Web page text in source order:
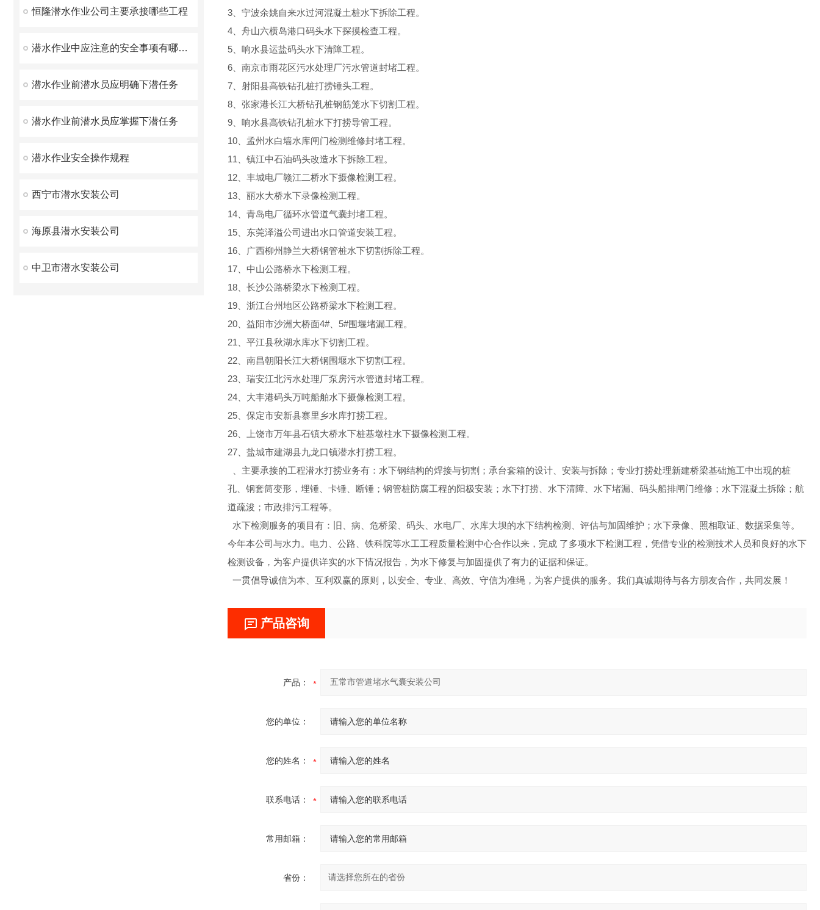
恒隆潜水作业公司主要承接哪些工程
潜水作业中应注意的安全事项有哪些？
潜水作业前潜水员应明确下潜任务
潜水作业前潜水员应掌握下潜任务
潜水作业安全操作规程
西宁市潜水安装公司
海原县潜水安装公司
中卫市潜水安装公司
3、宁波余姚自来水过河混凝土桩水下拆除工程。
4、舟山六横岛港口码头水下探摸检查工程。
5、响水县运盐码头水下清障工程。
6、南京市雨花区污水处理厂污水管道封堵工程。
7、射阳县高铁钻孔桩打捞锤头工程。
8、张家港长江大桥钻孔桩钢筋笼水下切割工程。
9、响水县高铁钻孔桩水下打捞导管工程。
10、孟州水白墙水库闸门检测维修封堵工程。
11、镇江中石油码头改造水下拆除工程。
12、丰城电厂赣江二桥水下摄像检测工程。
13、丽水大桥水下录像检测工程。
14、青岛电厂循环水管道气囊封堵工程。
15、东莞泽溢公司进出水口管道安装工程。
16、广西柳州静兰大桥钢管桩水下切割拆除工程。
17、中山公路桥水下检测工程。
18、长沙公路桥梁水下检测工程。
19、浙江台州地区公路桥梁水下检测工程。
20、益阳市沙洲大桥面4#、5#围堰堵漏工程。
21、平江县秋湖水库水下切割工程。
22、南昌朝阳长江大桥钢围堰水下切割工程。
23、瑞安江北污水处理厂泵房污水管道封堵工程。
24、大丰港码头万吨船舶水下摄像检测工程。
25、保定市安新县寨里乡水库打捞工程。
26、上饶市万年县石镇大桥水下桩基墩柱水下摄像检测工程。
27、盐城市建湖县九龙口镇潜水打捞工程。
、主要承接的工程潜水打捞业务有：水下钢结构的焊接与切割；承台套箱的设计、安装与拆除；专业打捞处理新建桥梁基础施工中出现的桩
孔、钢套筒变形，埋锤、卡锤、断锤；钢管桩防腐工程的阳极安装；水下打捞、水下清障、水下堵漏、码头船排闸门维修；水下混凝土拆除；航
道疏浚；市政排污工程等。
水下检测服务的项目有：旧、病、危桥梁、码头、水电厂、水库大坝的水下结构检测、评估与加固维护；水下录像、照相取证、数据采集等。
今年本公司与水力。电力、公路、铁科院等水工工程质量检测中心合作以来，完成 了多项水下检测工程，凭借专业的检测技术人员和良好的水下
检测设备，为客户提供详实的水下情况报告，为水下修复与加固提供了有力的证据和保证。
一贯倡导诚信为本、互利双赢的原则，以安全、专业、高效、守信为准绳，为客户提供的服务。我们真诚期待与各方朋友合作，共同发展！
产品咨询
产品：
您的单位：
您的姓名：
联系电话：
常用邮箱：
省份：